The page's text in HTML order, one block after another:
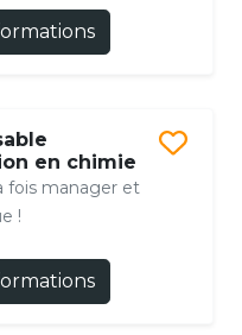
en chimie
fois manager et
!